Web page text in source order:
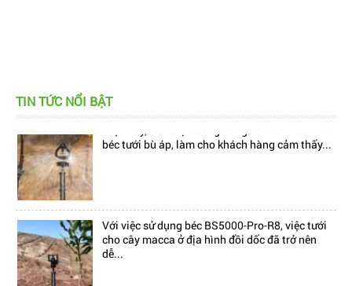
TIN TỨC NỔI BẬT
béc tưới bù áp, làm cho khách hàng cảm thấy...
Với việc sử dụng béc BS5000-Pro-R8, việc tưới
cho cây macca ở địa hình đồi dốc đã trở nên
dễ...